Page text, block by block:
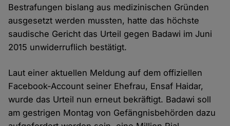
Bestrafungen bislang aus medizinischen Gründen
ausgesetzt werden mussten, hatte das höchste
saudische Gericht das Urteil gegen Badawi im Juni
2015 unwiderruflich bestätigt.
Laut einer aktuellen Meldung auf dem offiziellen
Facebook-Account seiner Ehefrau, Ensaf Haidar,
wurde das Urteil nun erneut bekräftigt. Badawi soll
am gestrigen Montag von Gefängnisbehörden dazu